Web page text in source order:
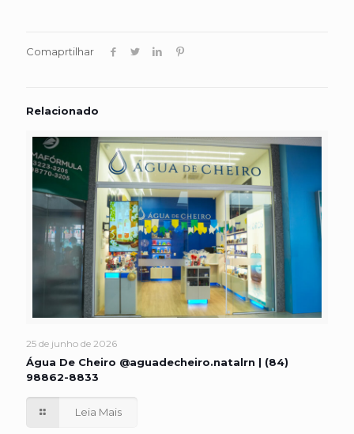
Comaprtilhar
Relacionado
25 de junho de 2026
Água De Cheiro @aguadecheiro.natalrn | (84)
98862-8833
Leia Mais